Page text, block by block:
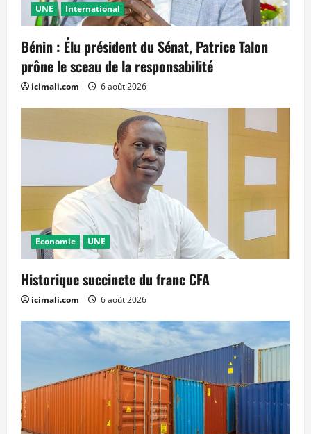
UNE International
Bénin : Élu président du Sénat, Patrice Talon
prône le sceau de la responsabilité
icimali.com 6 août 2026
Economie UNE
Historique succincte du franc CFA
icimali.com 6 août 2026